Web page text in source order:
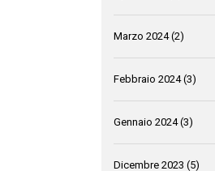
Marzo 2024(2)
Febbraio 2024(3)
Gennaio 2024(3)
Dicembre 2023 (5)